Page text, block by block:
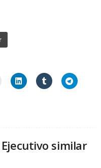
similar